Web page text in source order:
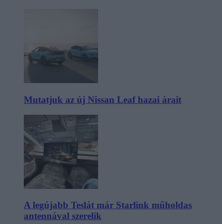
Mutatjuk az új Nissan Leaf hazai árait
A legújabb Teslát már Starlink műholdas
antennával szerelik